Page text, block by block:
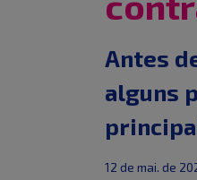
Antes
alguns
12 de mai. de